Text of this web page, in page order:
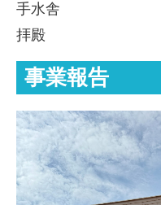
手水舎
拝殿
事業報告